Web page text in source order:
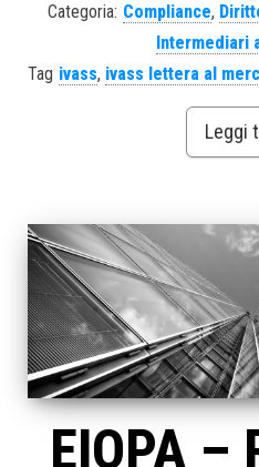
Categoria: Compliance,
Intermediari
Tag ivass, ivass lettera al
Leggi
EIOPA –